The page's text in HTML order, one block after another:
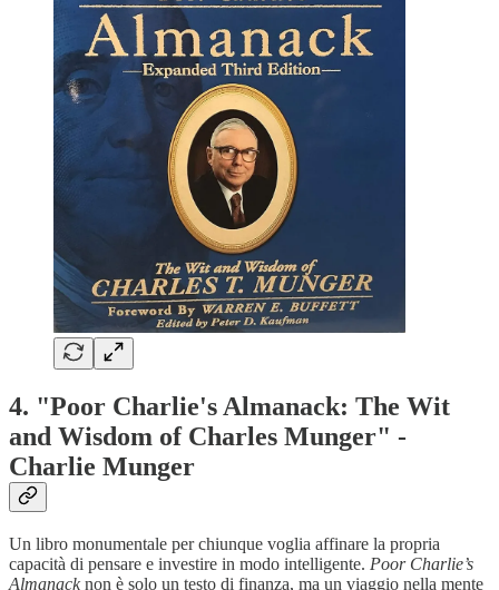
4. "Poor Charlie's Almanack: The Wit
and Wisdom of Charles Munger" -
Charlie Munger
Un libro monumentale per chiunque voglia affinare la propria
capacità di pensare e investire in modo intelligente. Poor Charlie’s
Almanacknon è solo un testo di finanza, ma un viaggio nella mente